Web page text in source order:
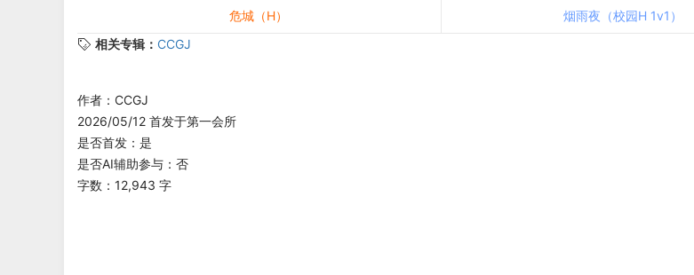
危城（H）
烟雨夜（校园H 1v1）
相关专辑： CCGJ
作者：CCGJ
2026/05/12 首发于第一会所
是否首发：是
是否AI辅助参与：否
字数：12,943 字